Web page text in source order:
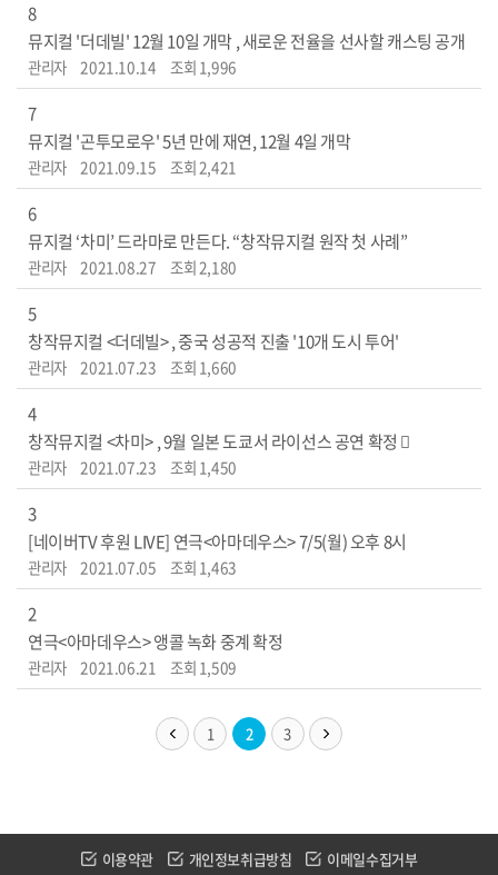
8
뮤지컬 '더데빌' 12월 10일 개막 , 새로운 전율을 선사할 캐스팅 공개
관리자 2021.10.14 조회 1,996
7
뮤지컬 '곤투모로우' 5년 만에 재연, 12월 4일 개막
관리자 2021.09.15 조회 2,421
6
뮤지컬 ‘차미’ 드라마로 만든다. “창작뮤지컬 원작 첫 사례”
관리자 2021.08.27 조회 2,180
5
창작뮤지컬 <더데빌> , 중국 성공적 진출 '10개 도시 투어'
관리자 2021.07.23 조회 1,660
4
창작뮤지컬 <차미> , 9월 일본 도쿄서 라이선스 공연 확정 
관리자 2021.07.23 조회 1,450
3
[네이버TV 후원 LIVE] 연극<아마데우스> 7/5(월) 오후 8시
관리자 2021.07.05 조회 1,463
2
연극<아마데우스> 앵콜 녹화 중계 확정
관리자 2021.06.21 조회 1,509
1 2 3
이용약관 개인정보취급방침 이메일수집거부